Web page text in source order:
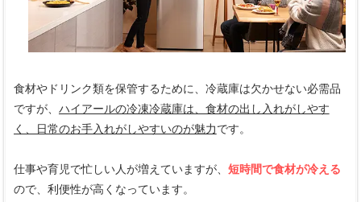
食材やドリンク類を保管するために、冷蔵庫は欠かせない必需品
ですが、 ハイアールの冷凍冷蔵庫は、食材の出し入れがしやす
く、日常のお手入れがしやすいのが魅力です。
仕事や育児で忙しい人が増えていますが、 短時間で食材が冷える
ので、利便性が高くなっています。